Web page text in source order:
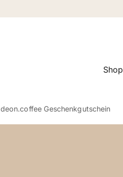
Shop
deon.coffee Geschenkgutschein